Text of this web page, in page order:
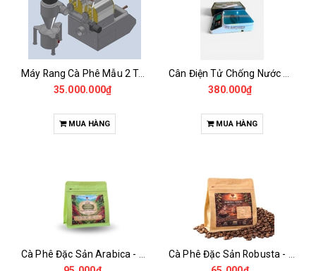
Máy Rang Cà Phê Mẫu 2 Trống Rang (500+500gr)
35.000.000₫
MUA HÀNG
380.000₫
MUA HÀNG